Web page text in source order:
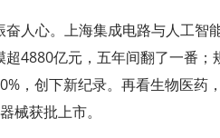
奋人心。上海集成电路与人工智
超4880亿元，五年间翻了一番
，创下新纪录。再看生物医药
械获批上市。